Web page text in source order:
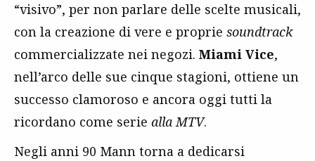
“visivo”, per non parlare delle scelte musicali,
con la creazione di vere e proprie soundtrack
commercializzate nei negozi. Miami Vice,
nell’arco delle sue cinque stagioni, ottiene un
successo clamoroso e ancora oggi tutti la
ricordano come serie alla MTV.
Negli anni 90 Mann torna a dedicarsi